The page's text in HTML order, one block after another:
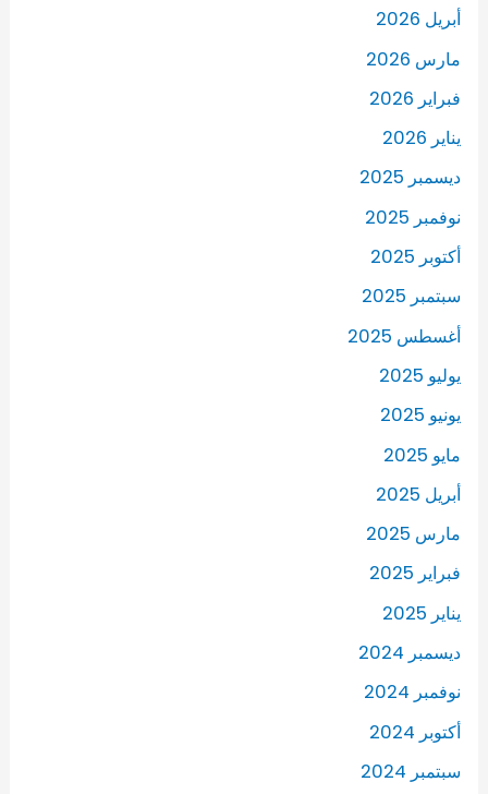
أبريل 2026
مارس 2026
فبراير 2026
يناير 2026
ديسمبر 2025
نوفمبر 2025
أكتوبر 2025
سبتمبر 2025
أغسطس 2025
يوليو 2025
يونيو 2025
مايو 2025
أبريل 2025
مارس 2025
فبراير 2025
يناير 2025
ديسمبر 2024
نوفمبر 2024
أكتوبر 2024
سبتمبر 2024